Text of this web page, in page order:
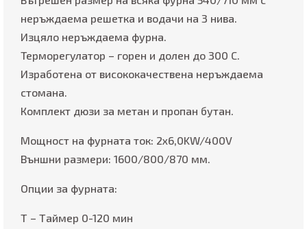
неръждаема решетка и водачи на 3 нива.
Изцяло неръждаема фурна.
Терморегулатор – горен и долен до 300 С.
Изработена от висококачествена неръждаема
стомана.
Комплект дюзи за метан и пропан бутан.
Мощност на фурната ток: 2х6,0KW/400V
Външни размери: 1600/800/870 мм.
Опции за фурната:
Т – Таймер 0-120 мин